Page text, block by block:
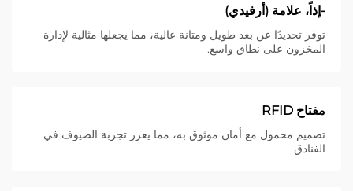
-إذاً، علامة (أرفيدي)
توفر تحديدًا عن بعد طويل ومتانة عالية، مما يجعلها مثالية لإدارة
المخزون على نطاق واسع.
مفتاح RFID
تصميم محمول مع أمان موثوق به، مما يعزز تجربة الضيوف في
الفنادق